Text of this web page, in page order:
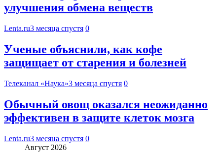
улучшения обмена веществ
Lenta.ru3 месяца спустя 0
Ученые объяснили, как кофе
защищает от старения и болезней
Телеканал «Наука»3 месяца спустя 0
Обычный овощ оказался неожиданно
эффективен в защите клеток мозга
Lenta.ru3 месяца спустя 0
Август 2026